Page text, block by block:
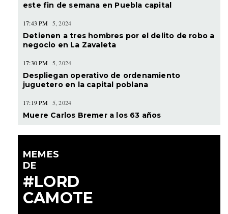
este fin de semana en Puebla capital
17:43 PM 5, 2024
Detienen a tres hombres por el delito de robo a
negocio en La Zavaleta
17:30 PM 5, 2024
Despliegan operativo de ordenamiento
juguetero en la capital poblana
17:19 PM 5, 2024
Muere Carlos Bremer a los 63 años
MEMES
DE
#LORD
CAMOTE